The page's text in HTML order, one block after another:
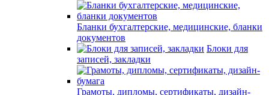
Бланки бухгалтерские, медицинские, бланки
документов
Блоки для
записей, закладки
Грамоты, дипломы, сертификаты, дизайн-